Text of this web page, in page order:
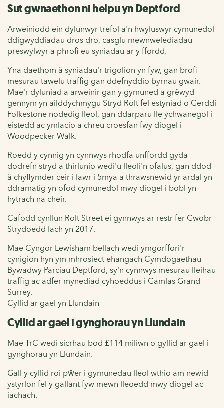
Sut gwnaethon ni helpu yn Deptford
Arweiniodd ein dylunwyr trefol a'n hwyluswyr cymunedol
ddigwyddiadau dros dro, casglu mewnwelediadau
preswylwyr a phrofi eu syniadau ar y ffordd.
Yna daethom â syniadau'r trigolion yn fyw, gan brofi
mesurau tawelu traffig gan ddefnyddio byrnau gwair.
Mae'r dyluniad a arweinir gan y gymuned a grëwyd
gennym yn ailddychmygu Stryd Rolt fel estyniad o Gerddi
Folkestone nodedig lleol, gan ddarparu lle ychwanegol i
eistedd ac ymlacio a chreu croesfan fwy diogel i
Woodpecker Walk.
Roedd y cynnig yn cynnwys rhodfa unffordd gyda
dodrefn stryd a thirlunio wedi'u lleoli'n ofalus, gan ddod
â chyflymder ceir i lawr i 5mya a thrawsnewid yr ardal yn
ddramatig yn ofod cymunedol mwy diogel i bobl yn
hytrach na cheir.
Cafodd cynllun Rolt Street ei gynnwys ar restr fer Gwobr
Strydoedd Iach yn 2017.
Mae Cyngor Lewisham bellach wedi ymgorffori'r
cynigion hyn ym mhrosiect ehangach Cymdogaethau
Bywadwy Parciau Deptford, sy'n cynnwys mesurau lleihau
traffig ac adfer mynediad cyhoeddus i Gamlas Grand
Surrey.
Cyllid ar gael yn Llundain
Cyllid ar gael i gynghorau yn Llundain
Mae TrC wedi sicrhau bod £114 miliwn o gyllid ar gael i
gynghorau yn Llundain.
Gall y cyllid roi pŵer i gymunedau lleol wthio am newid
ystyrlon fel y gallant fyw mewn lleoedd mwy diogel ac
iachach.